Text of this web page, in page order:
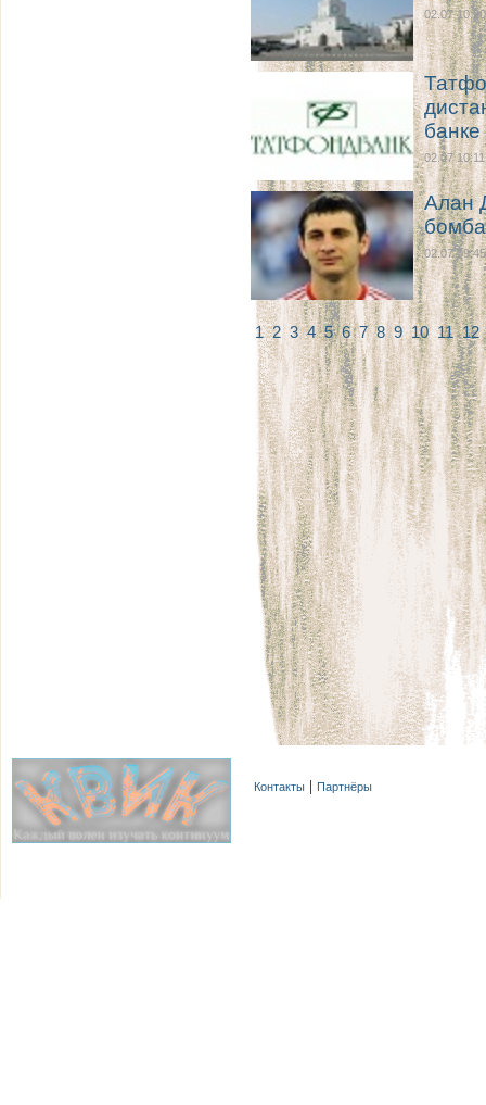
02.07 10:20
банке
02.07 10:11
Алан
02.07 09:45
12345678 9101112
Контакты Партнёры